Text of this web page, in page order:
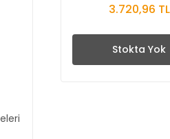
3.720,96 TL
Stokta Yok